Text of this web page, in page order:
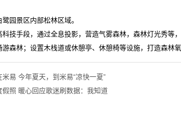
鹭园景区内部松林区域。
科技手段，通过全息投影，营造气雾森林，森林灯光秀
森林；设置木栈道或休憩亭、休憩椅等设施，打造森林
易 今年夏天，到米易“凉快一夏”
假照 暖心回应歌迷刷数据：我知道